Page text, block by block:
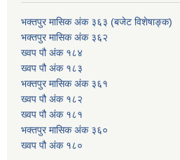
भक्तपुर मासिक अंक ३६३ (बजेट विशेषाङ्क)
भक्तपुर मासिक अंक ३६२
ख्वप पौ अंक १८४
ख्वप पौ अंक १८३
भक्तपुर मासिक अंक ३६१
ख्वप पौ अंक १८२
ख्वप पौ अंक १८१
भक्तपुर मासिक अंक ३६०
ख्वप पौ अंक १८०